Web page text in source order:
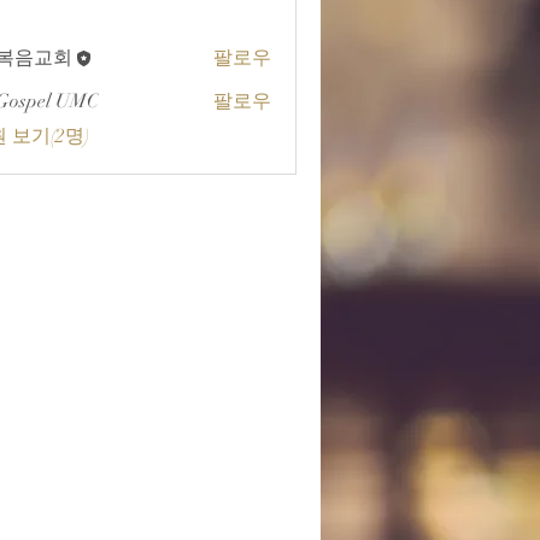
회
음교회
팔로우
UMC
팔로우
보기(2명)